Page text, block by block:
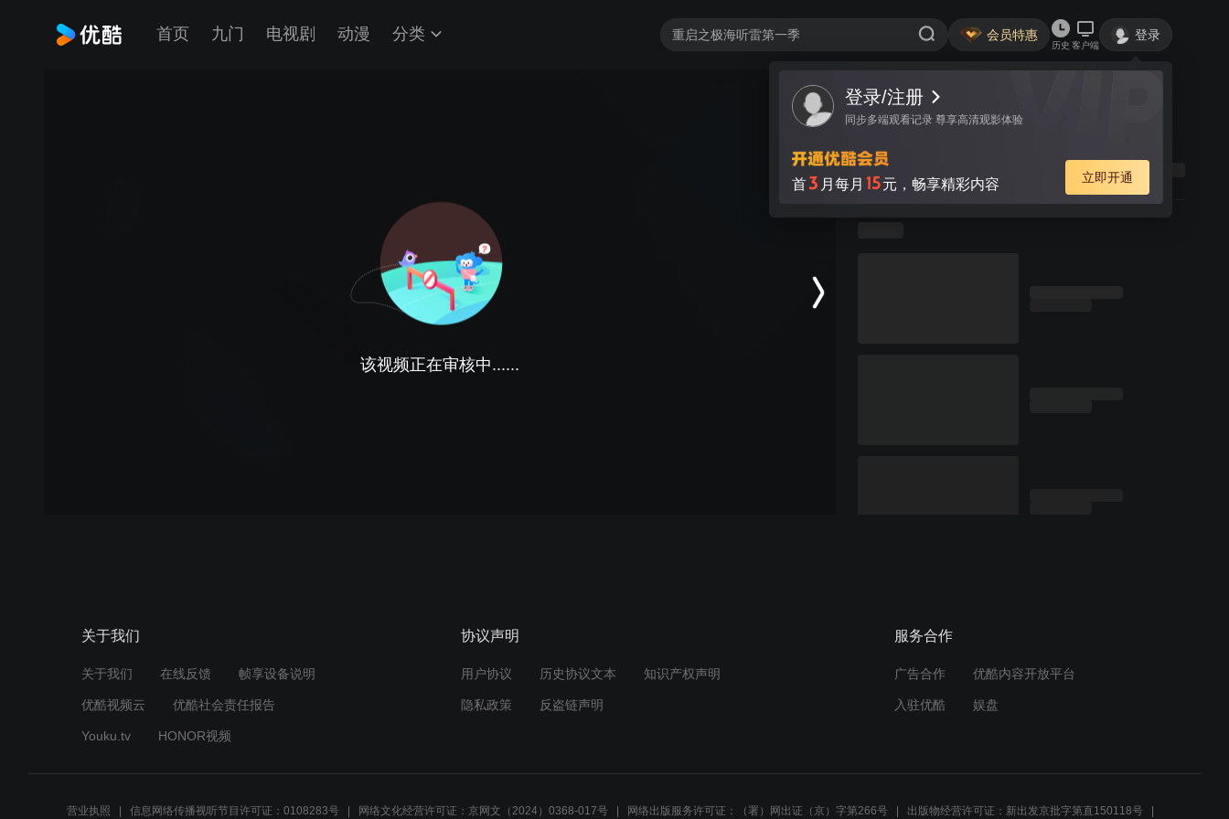
首页 九门 电视剧 动漫 分类 会员特惠
历史 客户端
登录
登录/注册
同步多端观看记录 尊享高清观影体验
首3 月每月 15元，畅享精彩内容 立即开通
该视频正在审核中......
关于我们
关于我们 在线反馈 帧享设备说明
优酷视频云 优酷社会责任报告
Youku.tv HONOR视频
协议声明
用户协议 历史协议文本 知识产权声明
隐私政策 反盗链声明
服务合作
广告合作 优酷内容开放平台
入驻优酷 娱盘
营业执照 信息网络传播视听节目许可证：0108283号 网络文化经营许可证：京网文（2024）0368-017号 网络出版服务许可证：（署）网出证（京）字第266号 出版物经营许可证：新出发京批字第直150118号